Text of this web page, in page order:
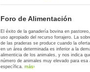
Foro de Alimentación
El éxito de la ganadería bovina en
uso apropiado del recurso forrajero. La
de las praderas se produce cuando la
en un área determinada es inferior a la
alimenticia de los animales, y nos indica
número de animales muy elevado para esa
específica. más›